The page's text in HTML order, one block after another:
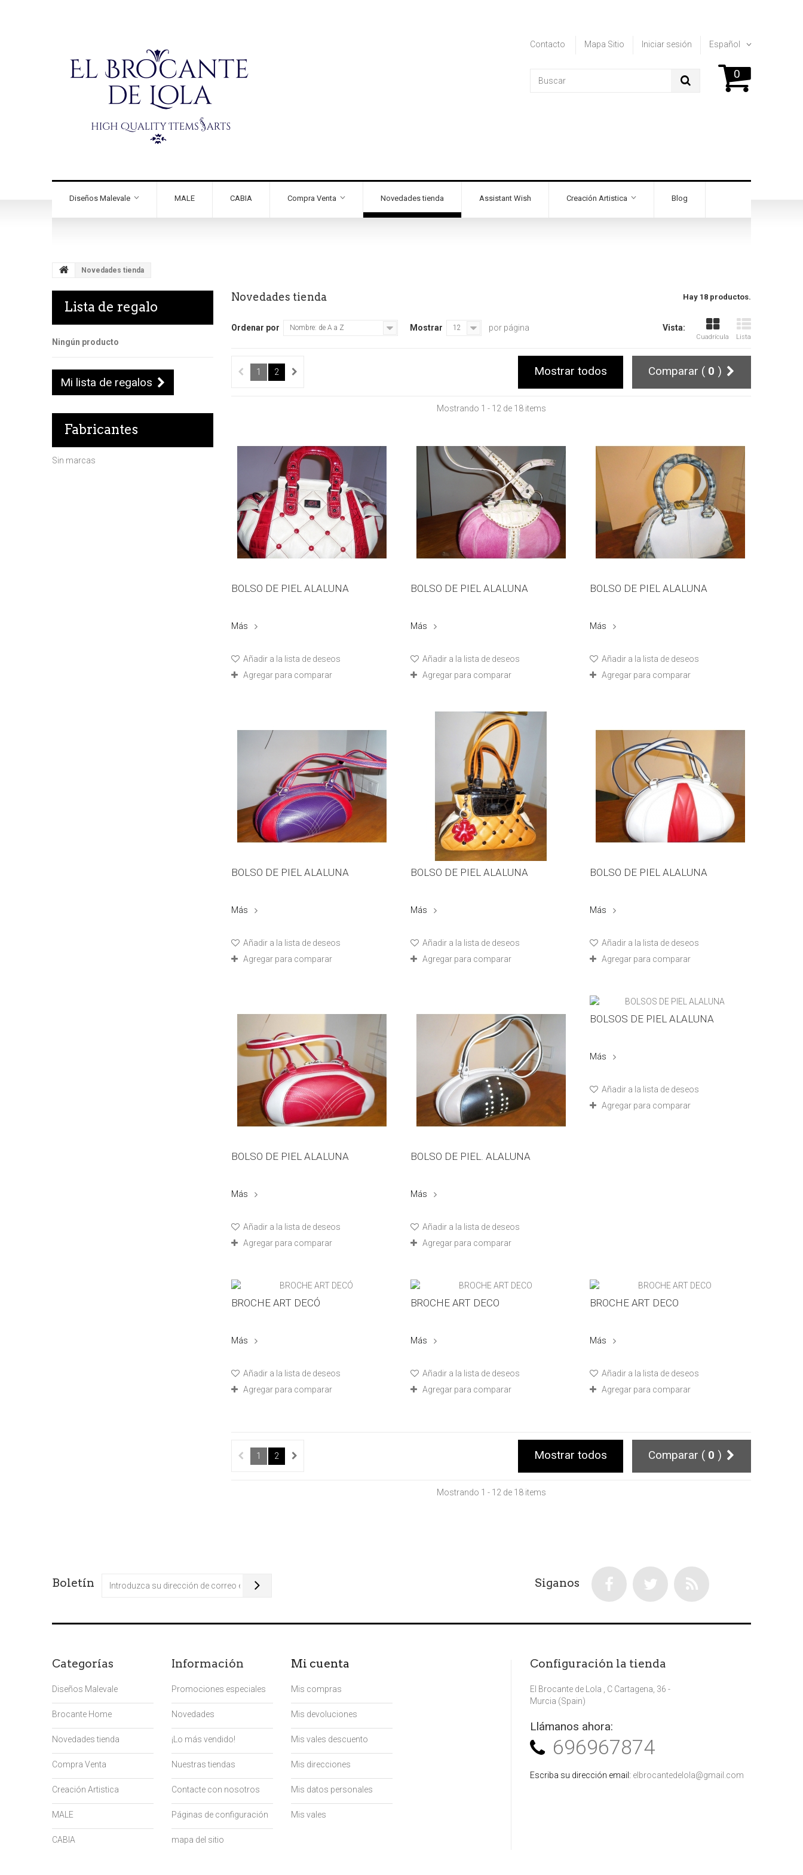
Español
Iniciar sesión
Contacto Mapa Sitio
0
Diseños Malevale MALE CABIA Compra Venta Novedades tienda Assistant Wish Creación Artistica Blog
Novedades tienda
Lista de regalo
Ningún producto
Mi lista de regalos
Fabricantes
Sin marcas
Novedades tienda Hay 18 productos.
Vista:
Cuadrícula Lista
Ordenar por Nombre: de A a Z Mostrar 12 por página
Comparar ( 0 )
Mostrar todos
1 2
Mostrando 1 - 12 de 18 items
BOLSO DE PIEL ALALUNA
Más
Añadir a la lista de deseos
Agregar para comparar
BOLSO DE PIEL ALALUNA
Más
Añadir a la lista de deseos
Agregar para comparar
BOLSO DE PIEL ALALUNA
Más
Añadir a la lista de deseos
Agregar para comparar
BOLSO DE PIEL ALALUNA
Más
Añadir a la lista de deseos
Agregar para comparar
BOLSO DE PIEL ALALUNA
Más
Añadir a la lista de deseos
Agregar para comparar
BOLSO DE PIEL ALALUNA
Más
Añadir a la lista de deseos
Agregar para comparar
BOLSO DE PIEL ALALUNA
Más
Añadir a la lista de deseos
Agregar para comparar
BOLSO DE PIEL. ALALUNA
Más
Añadir a la lista de deseos
Agregar para comparar
BOLSOS DE PIEL ALALUNA
Más
Añadir a la lista de deseos
Agregar para comparar
BROCHE ART DECÓ
Más
Añadir a la lista de deseos
Agregar para comparar
BROCHE ART DECO
Más
Añadir a la lista de deseos
Agregar para comparar
BROCHE ART DECO
Más
Añadir a la lista de deseos
Agregar para comparar
Comparar ( 0 )
Mostrar todos
1 2
Mostrando 1 - 12 de 18 items
Boletín Siganos
Categorías
Diseños Malevale
Brocante Home
Novedades tienda
Compra Venta
Creación Artistica
MALE
CABIA
Información
Promociones especiales
Novedades
¡Lo más vendido!
Nuestras tiendas
Contacte con nosotros
Páginas de configuración
mapa del sitio
Mi cuenta
Mis compras
Mis devoluciones
Mis vales descuento
Mis direcciones
Mis datos personales
Mis vales
Configuración la tienda
El Brocante de Lola , C Cartagena, 36 -
Murcia (Spain)
Llámanos ahora:
696967874
Escriba su dirección email: elbrocantedelola@gmail.com